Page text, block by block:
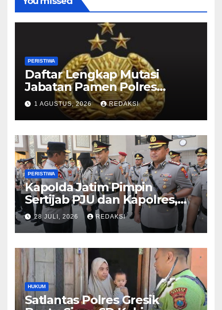
PERISTIWA
Daftar Lengkap Mutasi
Jabatan Pamen Polres
Jajaran Polda Jatim 2026
1 AGUSTUS, 2026 REDAKSI
PERISTIWA
Kapolda Jatim Pimpin
Sertijab PJU dan Kapolres,
Perkuat Regenerasi
Kepemimpinan dan
Pelayanan Presisi
28 JULI, 2026 REDAKSI
HUKUM
Satlantas Polres Gresik